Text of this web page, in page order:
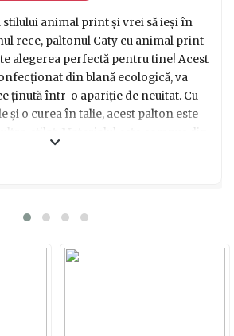
stilului animal print și vrei să ieși în
rece, paltonul Caty cu animal print
alegerea perfectă pentru tine! Acest
din blană ecologică, va
ținută într-o apariție de neuitat. Cu
și o curea în talie, acest palton este
ultra-stilat. Materialul este compus din
unic în imprimeu animal! Cu acest
și trenduri, iar tu vei fi recunoscută